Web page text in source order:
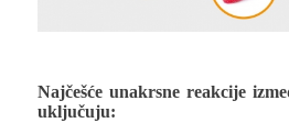
Najčešće unakrsne reakcije
uključuju: